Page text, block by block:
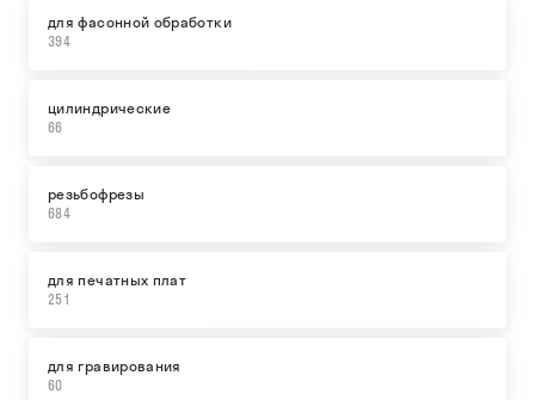
для фасонной обработки
394
цилиндрические
66
резьбофрезы
684
для печатных плат
251
для гравирования
60